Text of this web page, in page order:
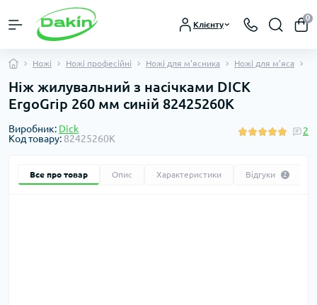
Клієнту
0
Ножі Ножі професійні Ножі для м'ясника Ножі для м'яса
Ніж жилувальний з насічками DICK
ErgoGrip 260 мм синій 82425260K
Виробник: Dick
Код товару: 82425260K
2
Все про товар Опис Характеристики Відгуки 2